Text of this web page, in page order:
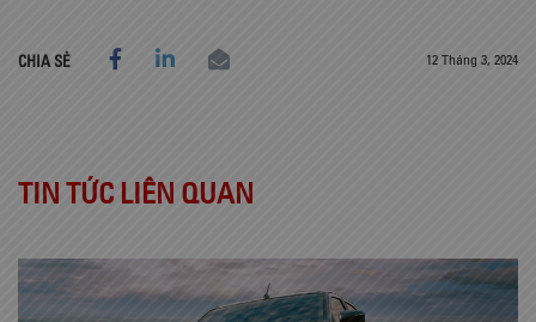
CHIA SẺ 12 Tháng 3, 2024
TIN TỨC LIÊN QUAN